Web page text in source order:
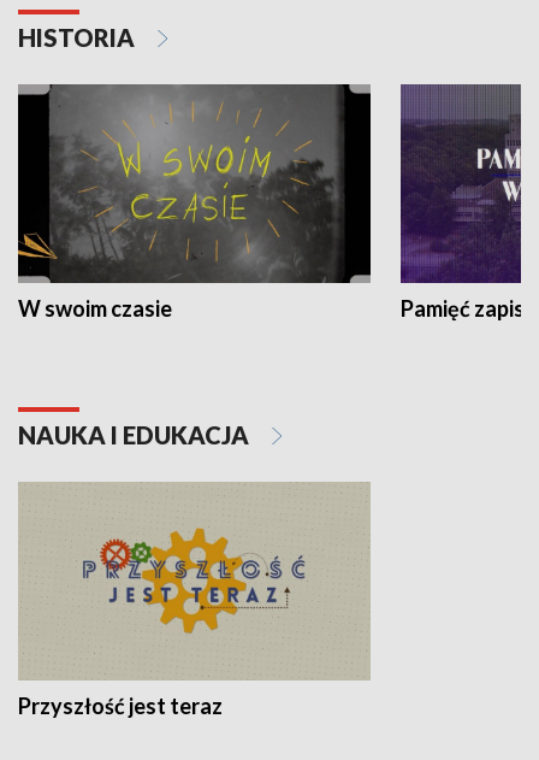
HISTORIA
W swoim czasie Pamięć
NAUKA I EDUKACJA
Przyszłość jest teraz